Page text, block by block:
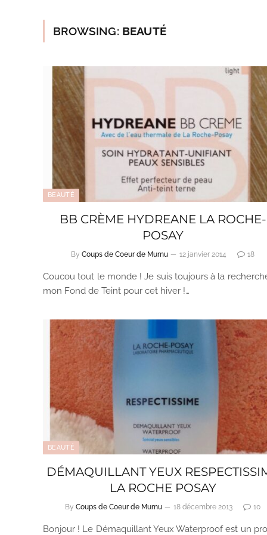
BROWSING: BEAUTÉ
BEAUTÉ
BB CRÈME HYDREANE LA ROCHE-
POSAY
By Coups de Coeur de Mumu 12 janvier 2014 18
Coucou tout le monde ! Je suis toujours à la
mon Fond de Teint pour cet hiver !…
BEAUTÉ
DÉMAQUILLANT YEUX
LA ROCHE POSAY
By Coups de Coeur de Mumu 18 décembre 2013 10
Bonjour ! Le Démaquillant Yeux Waterproof est un